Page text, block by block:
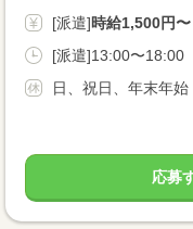
[派遣]時給1,500円〜
[派遣]13:00〜18:00
日、祝日、年末年
応募